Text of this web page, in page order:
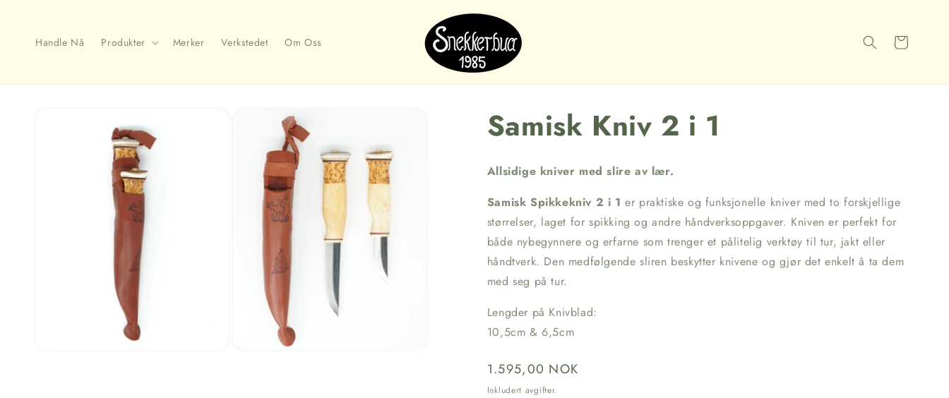
Handle Nå Produkter Merker Verkstedet Om Oss Handlekurv
produktinformasjon
Samisk Kniv 2 i 1
Allsidige kniver med slire av lær.
Samisk Spikkekniv 2 i 1 er praktiske og funksjonelle kniver med to forskjellige
størrelser, laget for spikking og andre håndverksoppgaver. Kniven er perfekt for
både nybegynnere og erfarne som trenger et pålitelig verktøy til tur, jakt eller
håndtverk. Den medfølgende sliren beskytter knivene og gjør det enkelt å ta dem
med seg på tur.
Lengder på Knivblad:
10,5cm & 6,5cm
Vanlig
pris
1.595,00 NOK
Inkludert avgifter.